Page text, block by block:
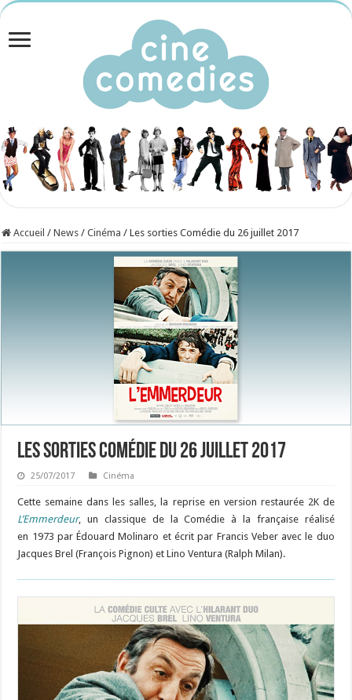
Accueil / News / Cinéma / Les sorties Comédie du 26 juillet 2017
Les sorties Comédie du 26 juillet 2017
25/07/2017 Cinéma
Cette semaine dans les salles, la reprise en version restaurée 2K de
L’Emmerdeur, un classique de la Comédie à la française réalisé
en 1973 par Édouard Molinaro et écrit par Francis Veber avec le duo
Jacques Brel (François Pignon) et Lino Ventura (Ralph Milan).